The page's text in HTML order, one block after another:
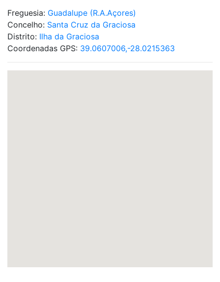
Freguesia: Guadalupe (R.A.Açores)
Concelho: Santa Cruz da Graciosa
Distrito: Ilha da Graciosa
Coordenadas GPS: 39.0607006,-28.0215363